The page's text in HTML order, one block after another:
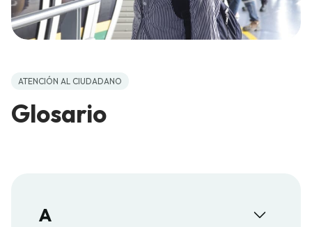
ATENCIÓN AL CIUDADANO
Glosario
A